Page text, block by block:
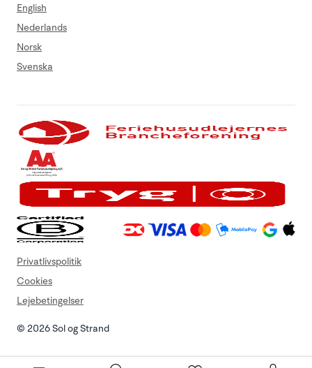
English
Nederlands
Norsk
Svenska
© 2026 Sol og Strand
Privatlivspolitik
Cookies
Lejebetingelser